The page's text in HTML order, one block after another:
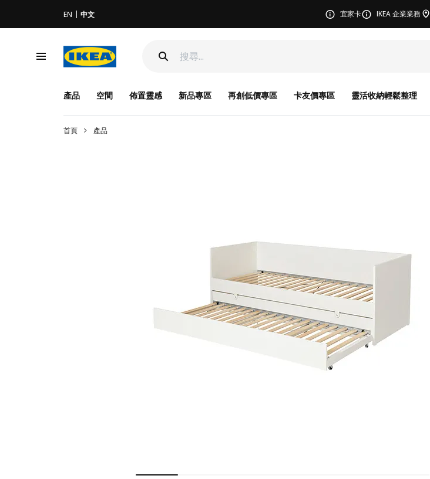
EN 中文 宜家卡 IKEA 企業業務
產品 空間 佈置靈感 新品專區 再創低價專區 卡友價專區 靈活收納輕鬆整理
首頁 產品